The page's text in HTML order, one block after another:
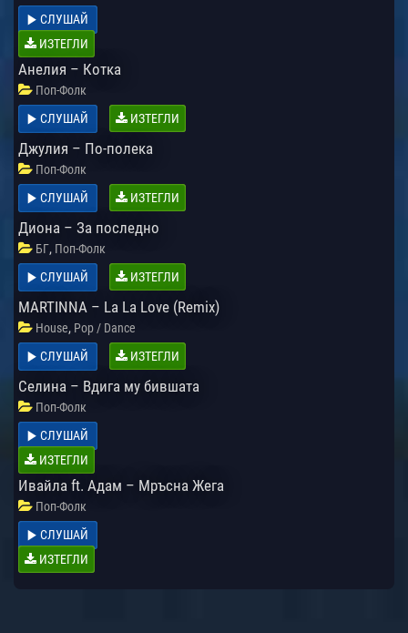
СЛУШАЙ
ИЗТЕГЛИ
Анелия – Котка
Поп-Фолк
СЛУШАЙ
ИЗТЕГЛИ
Джулия – По-полека
Поп-Фолк
СЛУШАЙ
ИЗТЕГЛИ
Диона – За последно
БГ, Поп-Фолк
СЛУШАЙ
ИЗТЕГЛИ
MARTINNA – La La Love (Remix)
House, Pop / Dance
СЛУШАЙ
ИЗТЕГЛИ
Селина – Вдига му бившата
Поп-Фолк
СЛУШАЙ
ИЗТЕГЛИ
Ивайла ft. Адам – Мръсна Жега
Поп-Фолк
СЛУШАЙ
ИЗТЕГЛИ